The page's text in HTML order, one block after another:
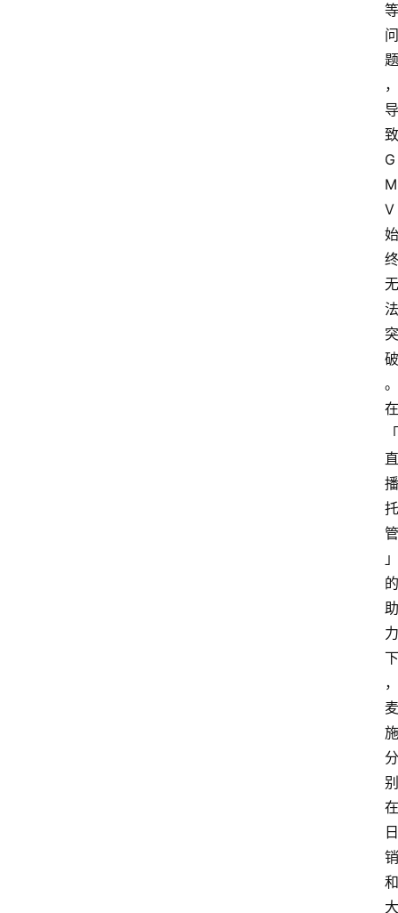
等
问
题
，
导
致
G
M
V
始
终
无
法
突
破
。
在
「
直
播
托
管
」
的
助
力
下
，
麦
施
分
别
在
日
销
和
大